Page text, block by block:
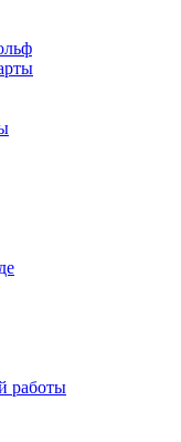
работы